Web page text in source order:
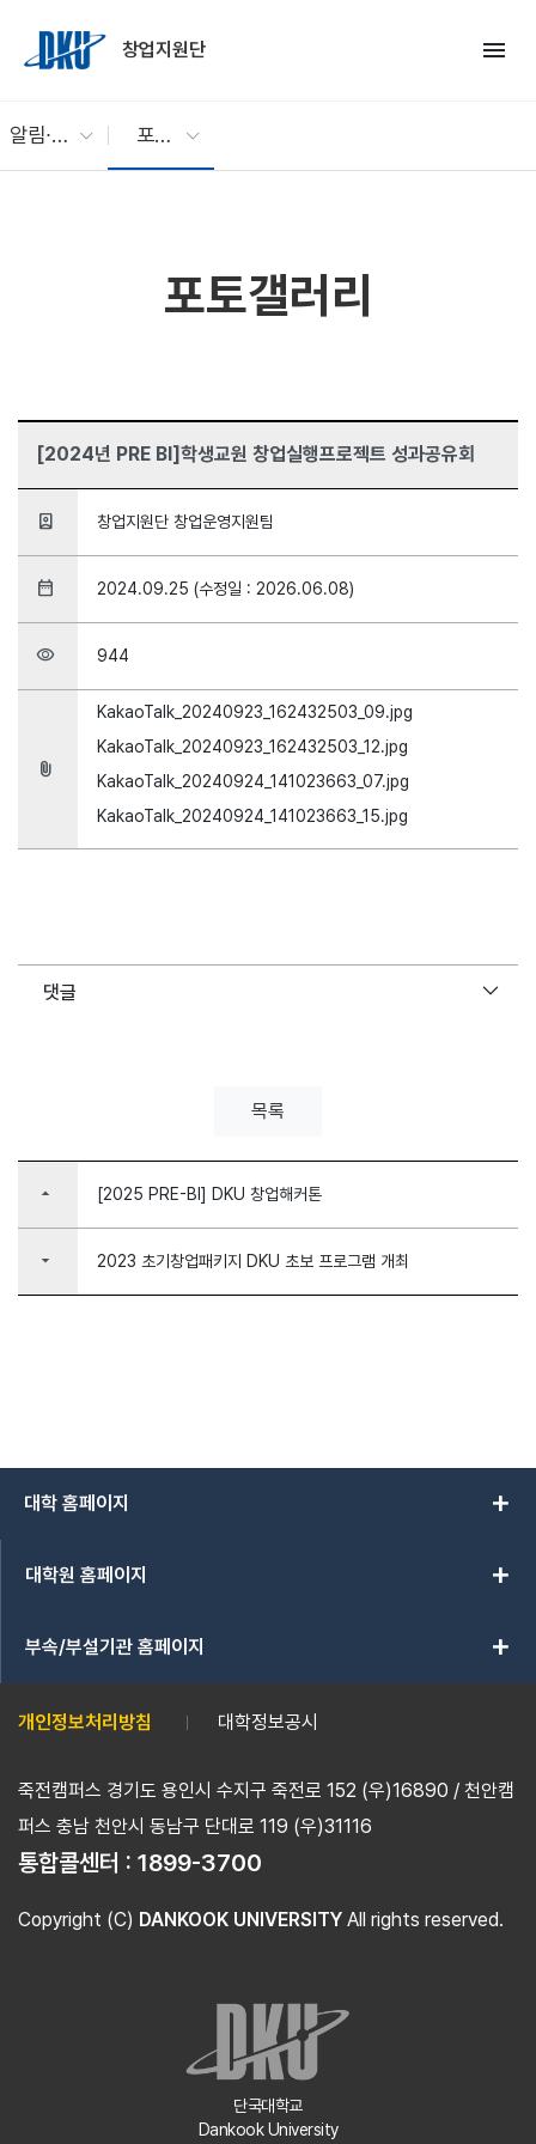
창업지원단
menu
알림∙소통 포토갤러리
포토갤러리
[2024년 PRE BI]학생교원 창업실행프로젝트 성과공유회
person_book 창업지원단 창업운영지원팀
date_range 2024.09.25 (수정일 : 2026.06.08)
visibility 944
attach_file
KakaoTalk_20240923_162432503_09.jpg
KakaoTalk_20240923_162432503_12.jpg
KakaoTalk_20240924_141023663_07.jpg
KakaoTalk_20240924_141023663_15.jpg
댓글
목록
arrow_drop_up [2025 PRE-BI] DKU 창업해커톤
arrow_drop_down 2023 초기창업패키지 DKU 초보 프로그램 개최
대학 홈페이지 add
대학원 홈페이지 add
부속/부설기관 홈페이지 add
개인정보처리방침 대학정보공시
죽전캠퍼스 경기도 용인시 수지구 죽전로 152 (우)16890 / 천안캠
퍼스 충남 천안시 동남구 단대로 119 (우)31116
통합콜센터 : 1899-3700
Copyright (C) DANKOOK UNIVERSITY All rights reserved.
단국대학교
Dankook University